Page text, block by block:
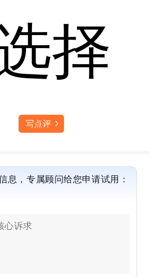
择
写点评
息，专属顾问给您申请试用：